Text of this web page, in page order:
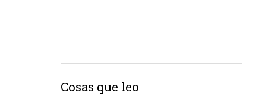
Cosas que leo